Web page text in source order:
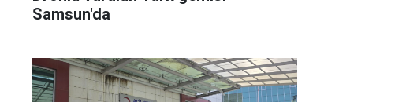
Samsun'da